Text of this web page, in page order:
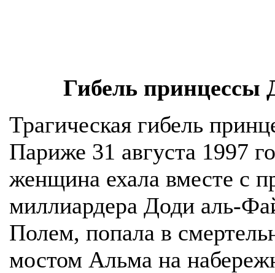
Гибель принцессы
Трагическая гибель
Париже 31 августа 1997
женщина ехала вместе с
миллиардера Доди аль-
Полем, попала в
мостом Альма на